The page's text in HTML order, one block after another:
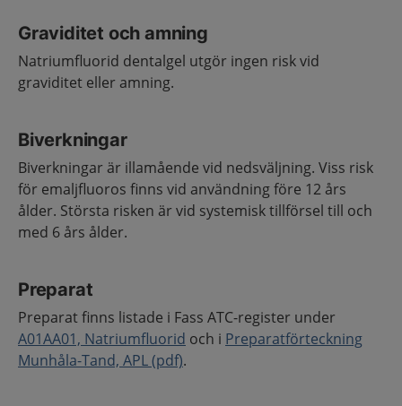
Graviditet och amning
Natriumfluorid dentalgel utgör ingen risk vid
graviditet eller amning.
Biverkningar
Biverkningar är illamående vid nedsväljning. Viss risk
för emaljfluoros finns vid användning före 12 års
ålder. Största risken är vid systemisk tillförsel till och
med 6 års ålder.
Preparat
Preparat finns listade i Fass ATC-register under
A01AA01, Natriumfluorid och i Preparatförteckning
Munhåla-Tand, APL (pdf).